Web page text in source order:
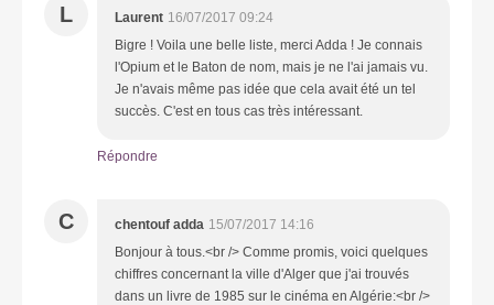
L Laurent 16/07/2017 09:24
Bigre ! Voila une belle liste, merci Adda ! Je connais
l'Opium et le Baton de nom, mais je ne l'ai jamais vu.
Je n'avais même pas idée que cela avait été un tel
succès. C'est en tous cas très intéressant.
Répondre
C chentouf adda 15/07/2017 14:16
Bonjour à tous.<br /> Comme promis, voici quelques
chiffres concernant la ville d'Alger que j'ai trouvés
dans un livre de 1985 sur le cinéma en Algérie:<br />